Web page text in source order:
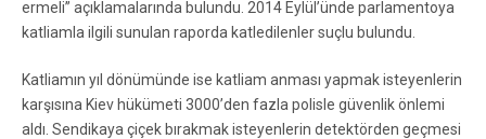
ermeli” açıklamalarında bulundu. 2014 Eylül’ünde parlamentoya
katliamla ilgili sunulan raporda katledilenler suçlu bulundu.
Katliamın yıl dönümünde ise katliam anması yapmak isteyenlerin
karşısına Kiev hükümeti 3000’den fazla polisle güvenlik önlemi
aldı. Sendikaya çiçek bırakmak isteyenlerin detektörden geçmesi